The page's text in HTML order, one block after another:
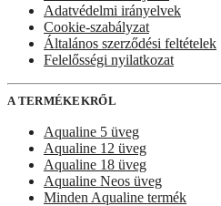
Adatvédelmi irányelvek
Cookie-szabályzat
Általános szerződési feltételek
Felelősségi nyilatkozat
A TERMÉKEKRŐL
Aqualine 5 üveg
Aqualine 12 üveg
Aqualine 18 üveg
Aqualine Neos üveg
Minden Aqualine termék